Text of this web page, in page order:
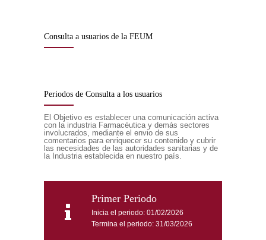
Consulta a usuarios de la FEUM
Periodos de Consulta a los usuarios
El Objetivo es establecer una comunicación activa
con la industria Farmacéutica y demás sectores
involucrados, mediante el envio de sus
comentarios para enriquecer su contenido y cubrir
las necesidades de las autoridades sanitarias y de
la Industria establecida en nuestro país.
Primer Periodo
Inicia el periodo: 01/02/2026
Termina el periodo: 31/03/2026